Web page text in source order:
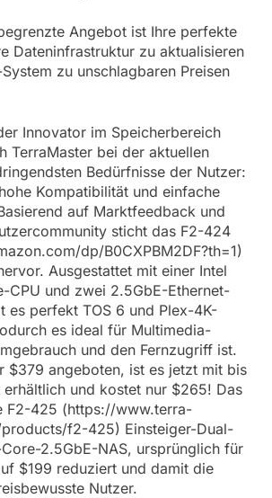
Angebot ist Ihre perfekte
Dateninfrastruktur zu aktualisieren
zu unschlagbaren Preisen
Innovator im Speicherbereich
TerraMaster bei der aktuellen
Bedürfnisse der Nutzer:
Kompatibilität und einfache
auf Marktfeedback und
sticht das F2-424
dp/B0CXPBM2DF?th=1)
Ausgestattet mit einer Intel
CPU und zwei 2.5GbE-Ethernet-
es perfekt TOS 6 und Plex-4K-
es ideal für Multimedia-
und den Fernzugriff ist.
$379 angeboten, ist es jetzt mit bis
und kostet nur $265! Das
F2-425 (https://www.terra-
f2-425) Einsteiger-Dual-
2.5GbE-NAS, ursprünglich für
$199 reduziert und damit die
Nutzer.